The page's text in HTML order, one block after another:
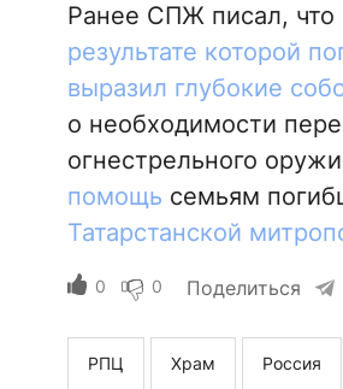
Ранее СПЖ писал, что
результате которой
выразил глубокие
о необходимости
огнестрельного
помощь семьям
Татарстанской
0 0 Поделиться
РПЦ Храм Россия